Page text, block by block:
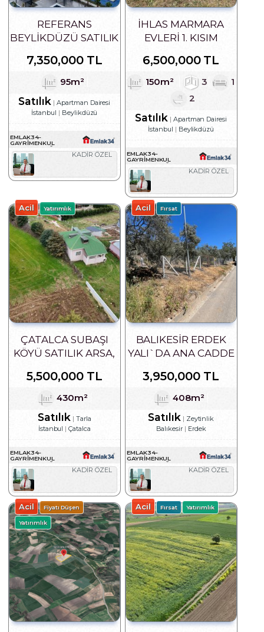
REFERANS
BEYLIKDÜZÜ SATILIK
UYGUN SATILIK 2+1
DAIRE
7,350,000 TL
95m²
Satılık
Apartman Dairesi
İstanbul
Beylikdüzü
EMLAK34-
GAYRIMENKUL
DANIŞMANLIĞI
KADİR ÖZEL
İHLAS MARMARA
EVLERI 1. KISIM
BAHÇE KATI DAIRE
6,500,000 TL
150m² 3
1
2
Satılık
Apartman Dairesi
İstanbul
Beylikdüzü
EMLAK34-
GAYRIMENKUL
DANIŞMANLIĞI
KADİR ÖZEL
Acil Yatırımlık
ÇATALCA SUBAŞI
KÖYÜ SATILIK ARSA,
5,500,000 TL
430m²
Satılık
Tarla
İstanbul
Çatalca
EMLAK34-
GAYRIMENKUL
DANIŞMANLIĞI
KADİR ÖZEL
Acil Fırsat
BALIKESIR ERDEK
YALI`DA ANA CADDE
ARSA
3,950,000 TL
408m²
Satılık
Zeytinlik
Balıkesir
Erdek
EMLAK34-
GAYRIMENKUL
DANIŞMANLIĞI
KADİR ÖZEL
Acil Fiyatı Düşen
Yatırımlık
Acil Fırsat Yatırımlık